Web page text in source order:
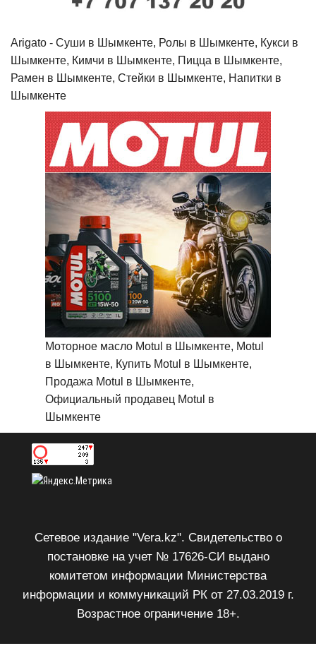
Arigato - Cуши в Шымкенте, Ролы в Шымкенте, Кукси в
Шымкенте, Кимчи в Шымкенте, Пицца в Шымкенте,
Рамен в Шымкенте, Стейки в Шымкенте, Напитки в
Шымкенте
Моторное масло Motul в Шымкенте, Motul
в Шымкенте, Купить Motul в Шымкенте,
Продажа Motul в Шымкенте,
Официальный продавец Motul в
Шымкенте
Сетевое издание "Vera.kz". Свидетельство о
постановке на учет № 17626-СИ выдано
комитетом информации Министерства
информации и коммуникаций РК от 27.03.2019 г.
Возрастное ограничение 18+.